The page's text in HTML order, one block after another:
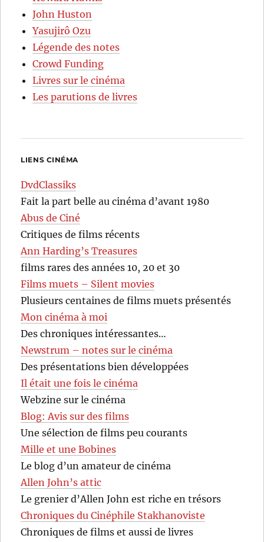
John Huston
Yasujirô Ozu
Légende des notes
Crowd Funding
Livres sur le cinéma
Les parutions de livres
LIENS CINÉMA
DvdClassiks
Fait la part belle au cinéma d’avant 1980
Abus de Ciné
Critiques de films récents
Ann Harding’s Treasures
films rares des années 10, 20 et 30
Films muets – Silent movies
Plusieurs centaines de films muets présentés
Mon cinéma à moi
Des chroniques intéressantes…
Newstrum – notes sur le cinéma
Des présentations bien développées
Il était une fois le cinéma
Webzine sur le cinéma
Blog: Avis sur des films
Une sélection de films peu courants
Mille et une Bobines
Le blog d’un amateur de cinéma
Allen John’s attic
Le grenier d’Allen John est riche en trésors
Chroniques du Cinéphile Stakhanoviste
Chroniques de films et aussi de livres